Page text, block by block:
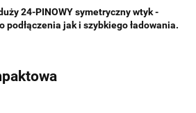
24-PINOWY symetryczny wtyk-
podłączenia jak i szybkiego ładowania.